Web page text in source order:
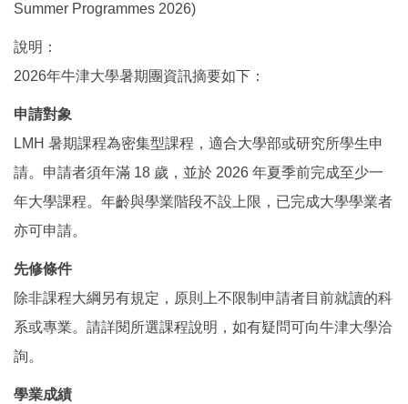
國際鏈結
Summer Programmes 2026)
說明：
2026年牛津大學暑期團資訊摘要如下：
申請對象
LMH 暑期課程為密集型課程，適合大學部或研究所學生申
請。申請者須年滿 18 歲，並於 2026 年夏季前完成至少一
年大學課程。年齡與學業階段不設上限，已完成大學學業者
亦可申請。
先修條件
除非課程大綱另有規定，原則上不限制申請者目前就讀的科
系或專業。請詳閱所選課程說明，如有疑問可向牛津大學洽
詢。
學業成績